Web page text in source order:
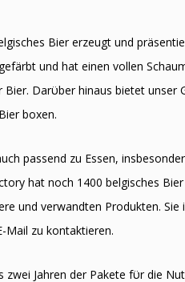
Bier erzeugt und
und hat einen vollen
Darϋber hinaus bietet unser
boxen.
passend zu Essen,
hat noch 1400 belgisches
und verwandten Produkten.
Mail zu kontaktieren.
Jahren der Pakete fϋr die